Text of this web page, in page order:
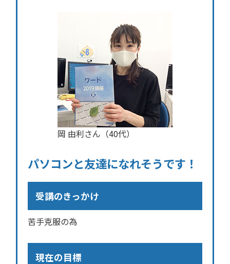
岡 由利さん（40代）
パソコンと友達になれそうです！
受講のきっかけ
苦手克服の為
現在の目標